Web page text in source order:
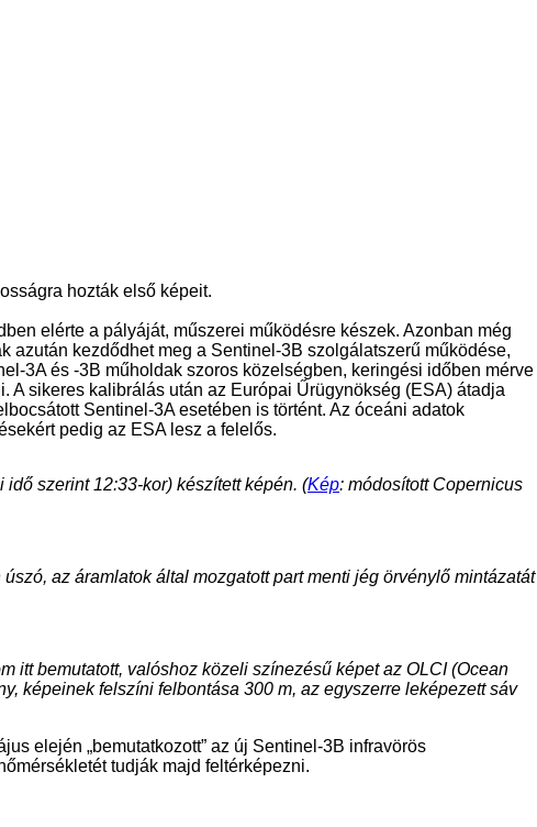
hozták első képeit.
elérte a pályáját, műszerei működésre készek. Azonban még
azután kezdődhet meg a Sentinel-3B szolgálatszerű működése,
3A és -3B műholdak szoros közelségben, keringési időben mérve
sikeres kalibrálás után az Európai Űrügynökség (ESA) átadja
Sentinel-3A esetében is történt. Az óceáni adatok
pedig az ESA lesz a felelős.
szerint 12:33-kor) készített képén. (Kép: módosított Copernicus
az áramlatok által mozgatott part menti jég örvénylő mintázatát
itt bemutatott, valóshoz közeli színezésű képet az OLCI (Ocean
képeinek felszíni felbontása 300 m, az egyszerre leképezett sáv
elején „bemutatkozott” az új Sentinel-3B infravörös
tudják majd feltérképezni.